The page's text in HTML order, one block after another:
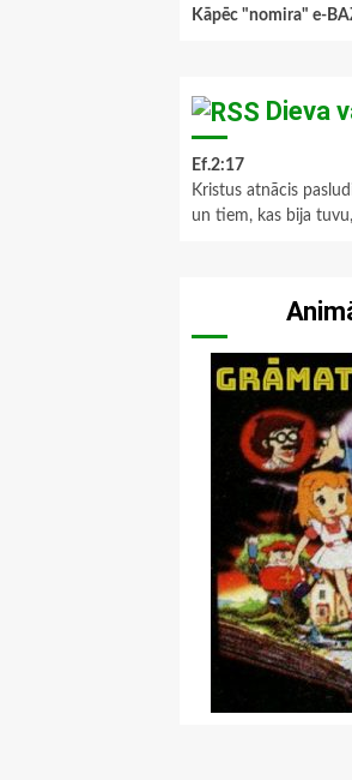
Kāpēc "nomira" e-
Dieva
Ef.2:17
Kristus atnācis
un tiem, kas bija tuvu,